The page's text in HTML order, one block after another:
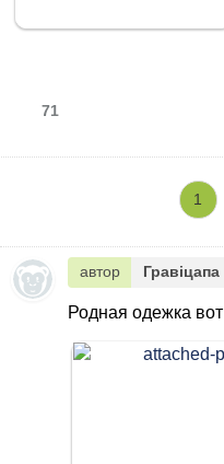
71
1
автор Гравіцапа
Родная одежка вот